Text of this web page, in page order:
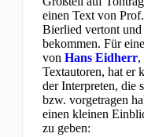
einen Text von Prof.
Bierlied vertont
bekommen. Für
von Hans Eidherr,
Textautoren, hat er
der Interpreten, die
bzw. vorgetragen
einen kleinen
zu geben: